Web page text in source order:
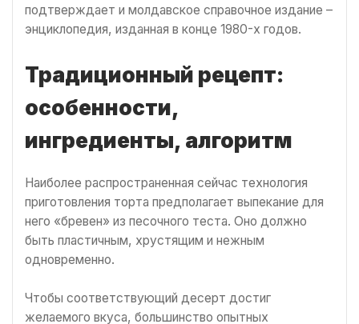
подтверждает и молдавское справочное издание –
энциклопедия, изданная в конце 1980-х годов.
Традиционный рецепт:
особенности,
ингредиенты, алгоритм
Наиболее распространенная сейчас технология
приготовления торта предполагает выпекание для
него «бревен» из песочного теста. Оно должно
быть пластичным, хрустящим и нежным
одновременно.
Чтобы соответствующий десерт достиг
желаемого вкуса, большинство опытных